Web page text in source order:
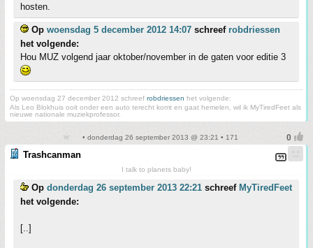
hosten.
Op woensdag 5 december 2012 14:07 schreef robdriessen
het volgende:
Hou MUZ volgend jaar oktober/november in de gaten voor editie 3
Op woensdag 27 december 2012 schreef robdriessen het volgende:
Als Leo Blokhuis ooit onder een auto terecht komt en gaat hemelen, wil ik MyTiredFeet als
nieuwe nationale muziekprofessor.
• donderdag 26 september 2013 @ 23:21 • 171
Trashcanman
I talk to planets baby!
Op donderdag 26 september 2013 22:21 schreef MyTiredFeet
het volgende:
[..]